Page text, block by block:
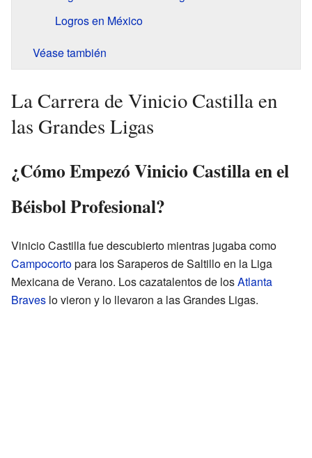
Logros en México
Véase también
La Carrera de Vinicio Castilla en
las Grandes Ligas
¿Cómo Empezó Vinicio Castilla en el
Béisbol Profesional?
Vinicio Castilla fue descubierto mientras jugaba como
Campocortopara los Saraperos de Saltillo en la Liga
Mexicana de Verano. Los cazatalentos de losAtlanta
Braves lo vieron y lo llevaron a las Grandes Ligas.